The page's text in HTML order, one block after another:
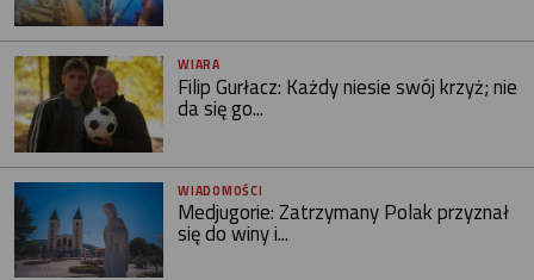
WIARA
Filip Gurłacz: Każdy niesie swój krzyż; nie
da się go...
WIADOMOŚCI
Medjugorie: Zatrzymany Polak przyznał
się do winy i...